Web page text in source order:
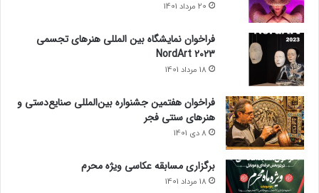
20 مرداد 1401
فراخوان نمایشگاه بین المللی هنرهای تجسمی
NordArt 2023
18 مرداد 1401
فراخوان هفتمین جشنواره بین‌المللی صنایع‌دستی و
هنرهای سنتی فجر
8 دی 1401
برگزاری مسابقه عکاسی ویژه محرم
18 مرداد 1401